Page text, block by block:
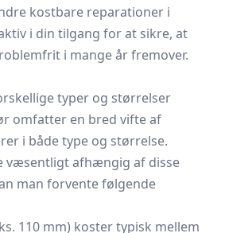
kostbare reparationer i
i din tilgang for at sikre, at
i mange år fremover.
typer og størrelser
omfatter en bred vifte af
i både type og størrelse.
væsentligt afhængig af disse
man forvente følgende
110 mm) koster typisk mellem